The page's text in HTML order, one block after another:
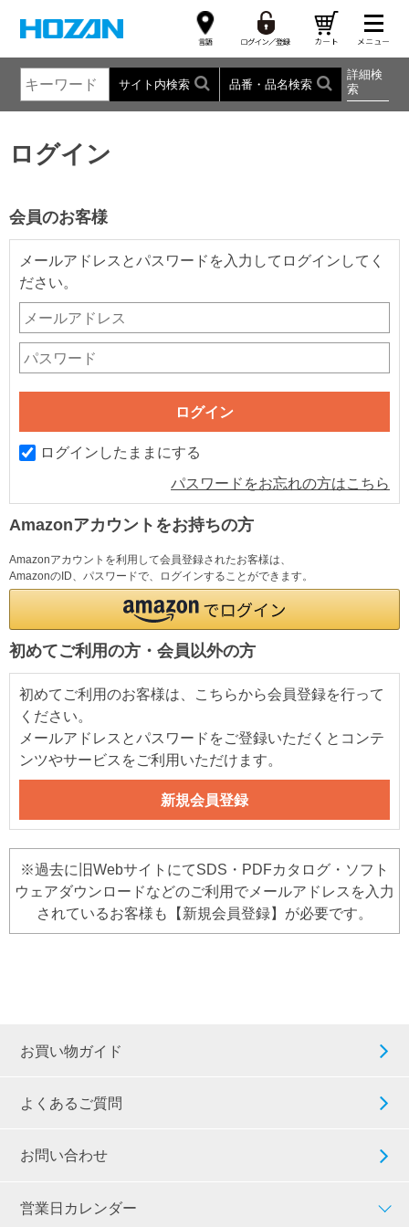
サイト内検索 品番・品名検索
詳細検
索
ログイン
会員のお客様
メールアドレスとパスワードを入力してログインしてく
ださい。
ログインしたままにする
パスワードをお忘れの方はこちら
Amazonアカウントをお持ちの方
Amazonアカウントを利用して会員登録されたお客様は、
AmazonのID、パスワードで、ログインすることができます。
初めてご利用の方・会員以外の方
初めてご利用のお客様は、こちらから会員登録を行って
ください。
メールアドレスとパスワードをご登録いただくとコンテ
ンツやサービスをご利用いただけます。
※過去に旧WebサイトにてSDS・PDFカタログ・ソフト
ウェアダウンロードなどのご利用でメールアドレスを入力
されているお客様も【新規会員登録】が必要です。
お買い物ガイド
よくあるご質問
お問い合わせ
営業日カレンダー